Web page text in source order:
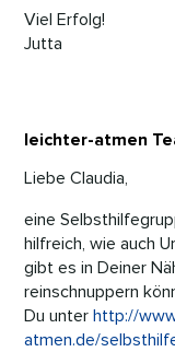
Viel Erfolg!
Jutta
leichter-atmen
Liebe Claudia,
eine
hilfreich, wie auch
gibt es in Deiner
reinschnuppern
Du unterhttp://
atmen.de/